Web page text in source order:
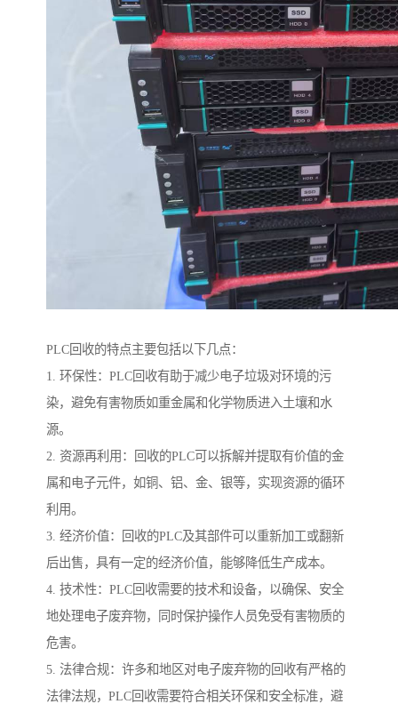
PLC回收的特点主要包括以下几点：
1. 环保性：PLC回收有助于减少电子垃圾对环境的污
染，避免有害物质如重金属和化学物质进入土壤和水
源。
2. 资源再利用：回收的PLC可以拆解并提取有价值的金
属和电子元件，如铜、铝、金、银等，实现资源的循环
利用。
3. 经济价值：回收的PLC及其部件可以重新加工或翻新
后出售，具有一定的经济价值，能够降低生产成本。
4. 技术性：PLC回收需要的技术和设备，以确保、安全
地处理电子废弃物，同时保护操作人员免受有害物质的
危害。
5. 法律合规：许多和地区对电子废弃物的回收有严格的
法律法规，PLC回收需要符合相关环保和安全标准，避